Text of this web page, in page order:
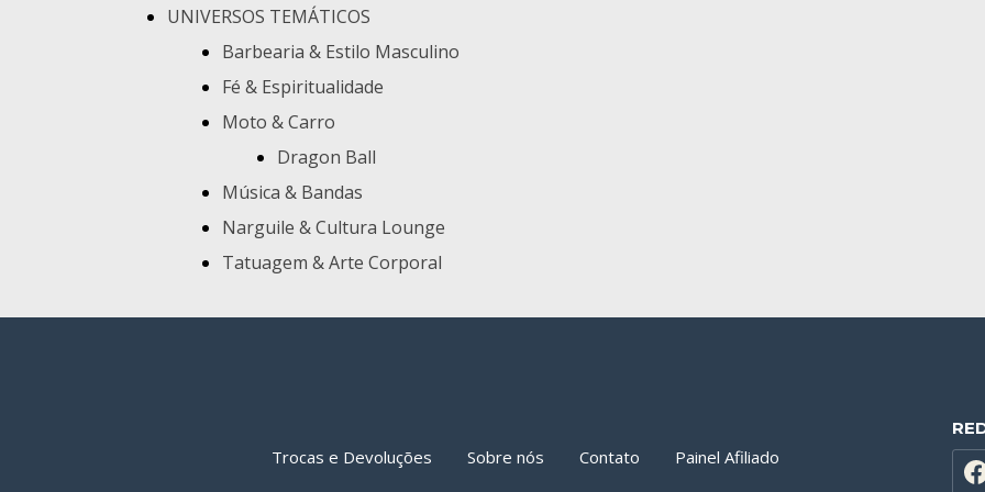
UNIVERSOS TEMÁTICOS
Barbearia & Estilo Masculino
Fé & Espiritualidade
Moto & Carro
Dragon Ball
Música & Bandas
Narguile & Cultura Lounge
Tatuagem & Arte Corporal
Trocas e Devoluções Sobre nós Contato Painel Afiliado